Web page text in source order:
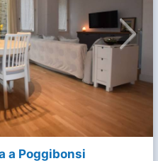
a Poggibonsi